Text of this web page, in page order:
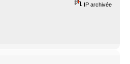
IP archivée